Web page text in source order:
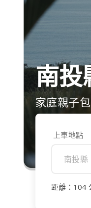
南
家庭親子
上車地點
距離 ： 104